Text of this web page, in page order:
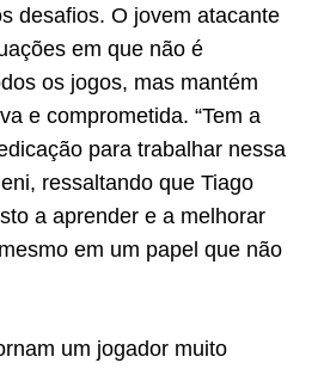
desafios. O jovem atacante
em que não é
os jogos, mas mantém
e comprometida. “Tem a
para trabalhar nessa
ressaltando que Tiago
a aprender e a melhorar
em um papel que não
um jogador muito